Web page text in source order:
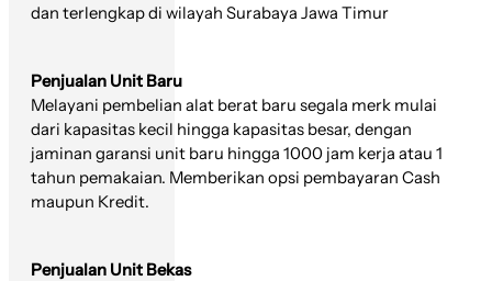
dan terlengkap di wilayah Surabaya Jawa Timur
Penjualan Unit Baru
Melayani pembelian alat berat baru segala merk mulai
dari kapasitas kecil hingga kapasitas besar, dengan
jaminan garansi unit baru hingga 1000 jam kerja atau 1
tahun pemakaian. Memberikan opsi pembayaran Cash
maupun Kredit.
Penjualan Unit Bekas